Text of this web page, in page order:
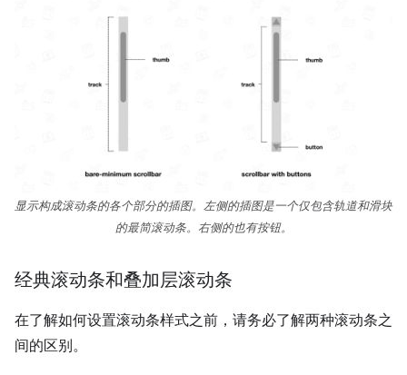
显示构成滚动条的各个部分的插图。左侧的插图是一个仅包含轨道和滑块
的最简滚动条。右侧的也有按钮。
经典滚动条和叠加层滚动条
在了解如何设置滚动条样式之前，请务必了解两种滚动条之
间的区别。